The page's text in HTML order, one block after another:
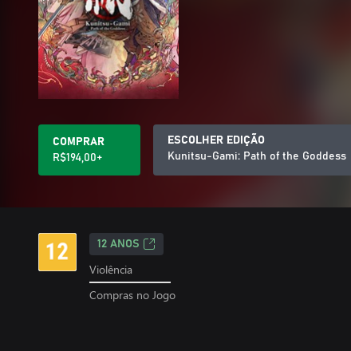
COMPRAR
R$194,00+
ESCOLHER EDIÇÃO
Kunitsu-Gami: Path of the Goddess
12 ANOS
Violência
Compras no Jogo